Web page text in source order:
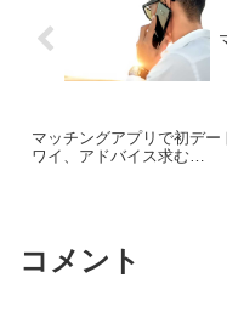
マッチングアプリで初デー
ワイ、アドバイス求む…
コメント